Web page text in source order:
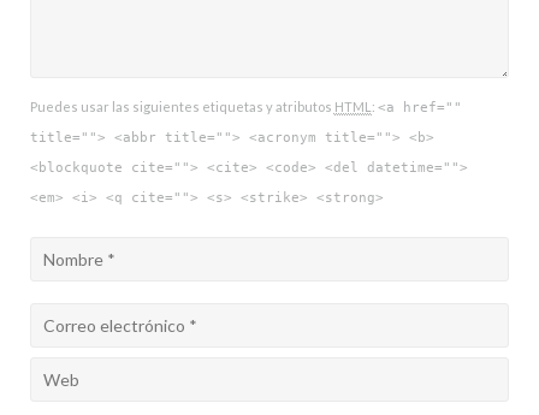
Puedes usar las siguientes etiquetas y atributos HTML : <a href=""
title=""> <abbr title=""> <acronym title=""> <b>
<blockquote cite=""> <cite> <code> <del datetime="">
<em> <i> <q cite=""> <s> <strike> <strong>